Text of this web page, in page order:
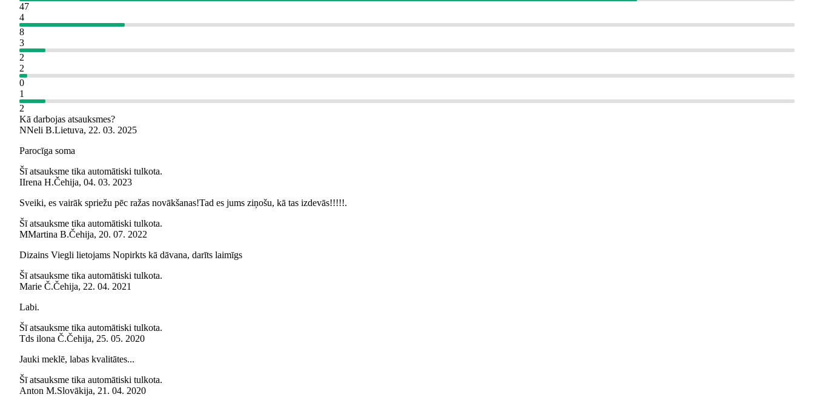
47
4
8
3
2
2
0
1
2
Kā darbojas atsauksmes?
NNeli B.Lietuva, 22. 03. 2025
Parocīga soma
Šī atsauksme tika automātiski tulkota.
IIrena H.Čehija, 04. 03. 2023
Sveiki, es vairāk spriežu pēc ražas novākšanas!Tad es jums ziņošu, kā tas izdevās!!!!!.
Šī atsauksme tika automātiski tulkota.
MMartina B.Čehija, 20. 07. 2022
Dizains Viegli lietojams Nopirkts kā dāvana, darīts laimīgs
Šī atsauksme tika automātiski tulkota.
Marie Č.Čehija, 22. 04. 2021
Labi.
Šī atsauksme tika automātiski tulkota.
Tds ilona Č.Čehija, 25. 05. 2020
Jauki meklē, labas kvalitātes...
Šī atsauksme tika automātiski tulkota.
Anton M.Slovākija, 21. 04. 2020